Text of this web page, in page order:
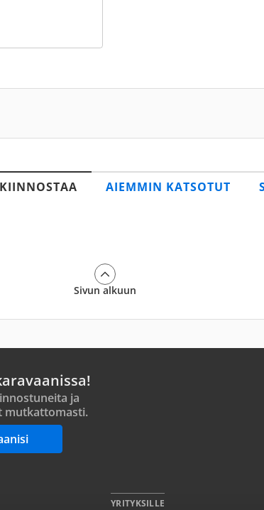
AIEMMIN KATSOTUT
Sivun alkuun
ja
mutkattomasti.
YRITYKSILLE